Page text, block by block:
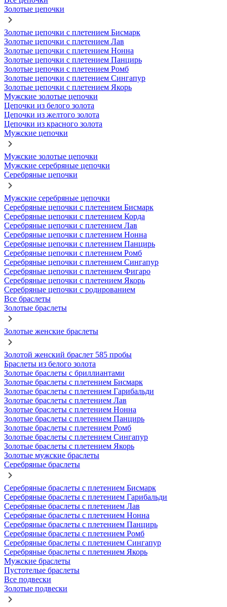
Золотые цепочки
Золотые цепочки с плетением Бисмарк
Золотые цепочки с плетением Лав
Золотые цепочки с плетением Нонна
Золотые цепочки с плетением Панцирь
Золотые цепочки с плетением Ромб
Золотые цепочки с плетением Сингапур
Золотые цепочки с плетением Якорь
Мужские золотые цепочки
Цепочки из белого золота
Цепочки из желтого золота
Цепочки из красного золота
Мужские цепочки
Мужские золотые цепочки
Мужские серебряные цепочки
Серебряные цепочки
Мужские серебряные цепочки
Серебряные цепочки с плетением Бисмарк
Серебряные цепочки с плетением Корда
Серебряные цепочки с плетением Лав
Серебряные цепочки с плетением Нонна
Серебряные цепочки с плетением Панцирь
Серебряные цепочки с плетением Ромб
Серебряные цепочки с плетением Сингапур
Серебряные цепочки с плетением Фигаро
Серебряные цепочки с плетением Якорь
Серебряные цепочки с родированием
Все браслеты
Золотые браслеты
Золотые женские браслеты
Золотой женский браслет 585 пробы
Браслеты из белого золота
Золотые браслеты с бриллиантами
Золотые браслеты с плетением Бисмарк
Золотые браслеты с плетением Гарибальди
Золотые браслеты с плетением Лав
Золотые браслеты с плетением Нонна
Золотые браслеты с плетением Панцирь
Золотые браслеты с плетением Ромб
Золотые браслеты с плетением Сингапур
Золотые браслеты с плетением Якорь
Золотые мужские браслеты
Серебряные браслеты
Серебряные браслеты с плетением Бисмарк
Серебряные браслеты с плетением Гарибальди
Серебряные браслеты с плетением Лав
Серебряные браслеты с плетением Нонна
Серебряные браслеты с плетением Панцирь
Серебряные браслеты с плетением Ромб
Серебряные браслеты с плетением Сингапур
Серебряные браслеты с плетением Якорь
Мужские браслеты
Пустотелые браслеты
Все подвески
Золотые подвески